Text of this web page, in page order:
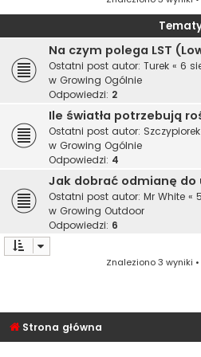
Na czym polega LST
Ostatni post autor: Turek « 6
w Growing Ogólnie
Odpowiedzi: 2
Ile światła potrzebują
Ostatni post autor: Szczypiorek
w Growing Ogólnie
Odpowiedzi: 4
Jak dobrać odmianę do
Ostatni post autor: Mr White «
w Growing Outdoor
Odpowiedzi: 6
Znaleziono 3 wyniki
Strona główna